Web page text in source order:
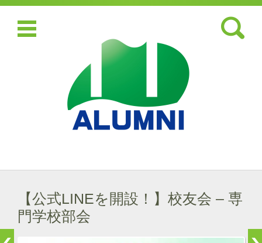
検索:
コンテンツに移動
【公式LINEを開設！】校友会 – 専
門学校部会